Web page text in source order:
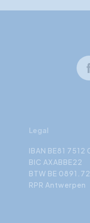
Legal
IBAN BE81
BIC AXABBE22
BTW BE
RPR Antwerpen